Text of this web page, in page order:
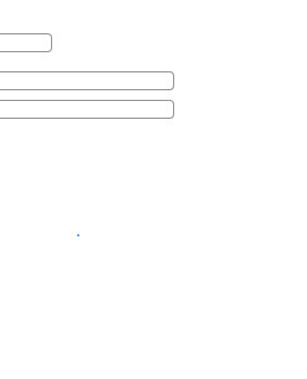
Voir les disponibilités